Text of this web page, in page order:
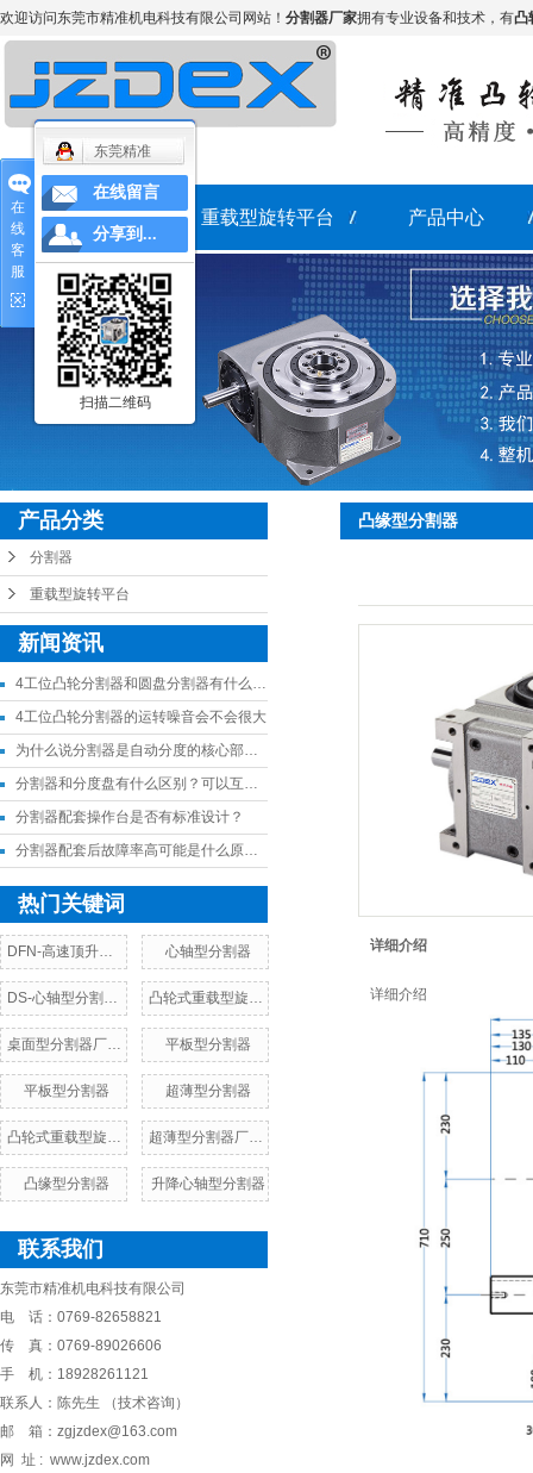
欢迎访问东莞市精准机电科技有限公司网站！ 分割器厂家拥有专业设备和技术，有凸
网站首页 重载型旋转平台 产品中心
分割器
重载型旋转平台
产品分类
分割器
重载型旋转平台
新闻资讯
4工位凸轮分割器和圆盘分割器有什么差异
4工位凸轮分割器的运转噪音会不会很大
为什么说分割器是自动分度的核心部件？
分割器和分度盘有什么区别？可以互相替代吗？
分割器配套操作台是否有标准设计？
分割器配套后故障率高可能是什么原因？
热门关键词
DFN-高速顶升分割器 心轴型分割器
DS-心轴型分割器厂家，价格，参数 凸轮式重载型旋转台厂家，价格，参数
桌面型分割器厂家，价格，参数 平板型分割器
平板型分割器 超薄型分割器
凸轮式重载型旋转台 超薄型分割器厂家，价格，参数
凸缘型分割器 升降心轴型分割器
联系我们
东莞市精准机电科技有限公司
电 话：0769-82658821
传 真：0769-89026606
手 机：18928261121
联系人：陈先生 （技术咨询）
邮 箱：zgjzdex@163.com
网 址 : www.jzdex.com
凸缘型分割器
详细介绍
详细介绍
在
线
客
服
东莞精准
在线留言
分享到...
扫描二维码